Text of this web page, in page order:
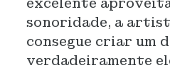
sonoridade, a
consegue criar um
verdadeiramente